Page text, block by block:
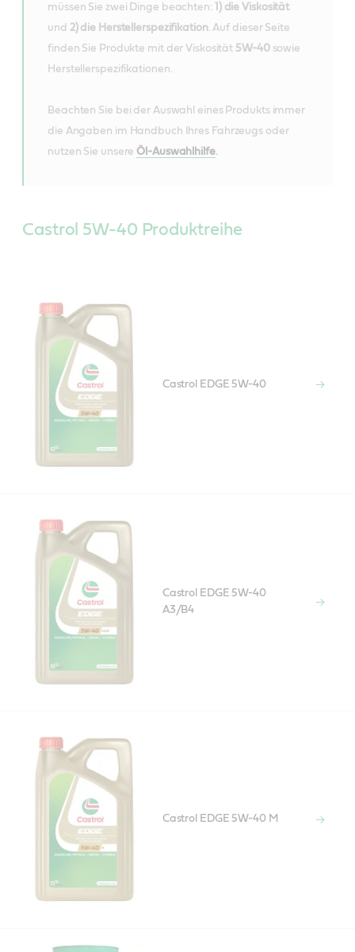
müssen Sie zwei Dinge beachten: 1) die Viskosität
und 2) die Herstellerspezifikation. Auf dieser Seite
finden Sie Produkte mit der Viskosität 5W-40sowie
Herstellerspezifikationen.
Beachten Sie bei der Auswahl eines Produkts immer
die Angaben im Handbuch Ihres Fahrzeugs oder
nutzen Sie unsere Öl-Auswahlhilfe.
Castrol 5W-40 Produktreihe
Castrol EDGE 5W-40
Castrol EDGE 5W-40
A3/B4
Castrol EDGE 5W-40 M